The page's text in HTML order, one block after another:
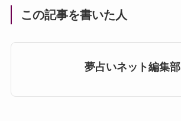
この記事を書いた人
夢占いネット編集部